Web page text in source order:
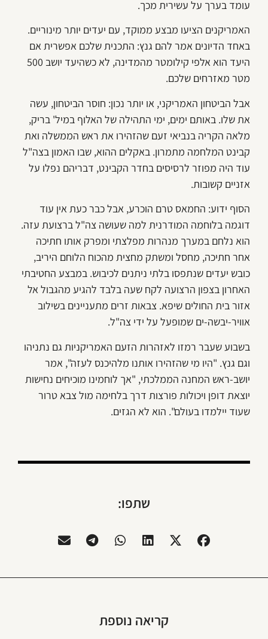
עומד בערך על עשירית מכך.
האמריקנים הציעו מבצע ממוקד, עם יעדים יותר מינוריים.
באחד הדיונים אמר להם גנץ: התכנית שלכם אפשרית אם
היעד הוא אלפי קילומטר מהמדינה, לא כשהיעד יושב 500
מטר מאזרחים שלכם.
אבל הביטחון האמריקני, או יותר נכון: חוסר הביטחון, עשה
את שלו. באותם ימים, ימי התהילה של האלוף במיל' בריק,
מלאה הקריה בנביאי זעם שהזהירו את ראש הממשלה ואת
קבינט המלחמה מתמרון. באקלים ההוא, שבו האמון בצה"ל
עוד היה מפוזר לרסיסים בחדר הקבינט, דבריהם נפלו על
אזניים קשובות.
הסוף ידוע: החמאס טרם הוכרע, אבל כבר כעת אין עוד
דוגמה בלוחמה המודרנית למה שעושה צה"ל ברצועת עזה.
הוא נלחם במערך מנהרות מפלצתי ומפרק אותו חתיכה
אחר חתיכה, מחסל ומשתק מחצית מהכוח הלוחם היריב,
כובש יעדים שנתפסו בלתי ניתנים לכיבוש. במבצע החטיבתי
האחרון בצפון הרצועה לקח שעה בלבד להגיע מהגבול אל
אזור בית החולים שיפא. צבאות זרים מתעניינים בשילוב
אוויר-יבשה-ים שמופעל על ידי צה"ל.
בשבוע שעבר רמזו לאזהרות הזעם האמריקניות גם נתניהו
וגם גנץ. "היו מי שהזהירו אותנו מלהיכנס לעזה", אמר
יושב-ראש המחנה הממלכתי, "אך לוחמינו מוכיחים נחישות
יוצאת דופן ויכולות פורצות דרך בלחימה מול צבא טרור
שעוד יילמדו בעולם". הוא לא הגזים.
שתפו:
קריאה נוספת